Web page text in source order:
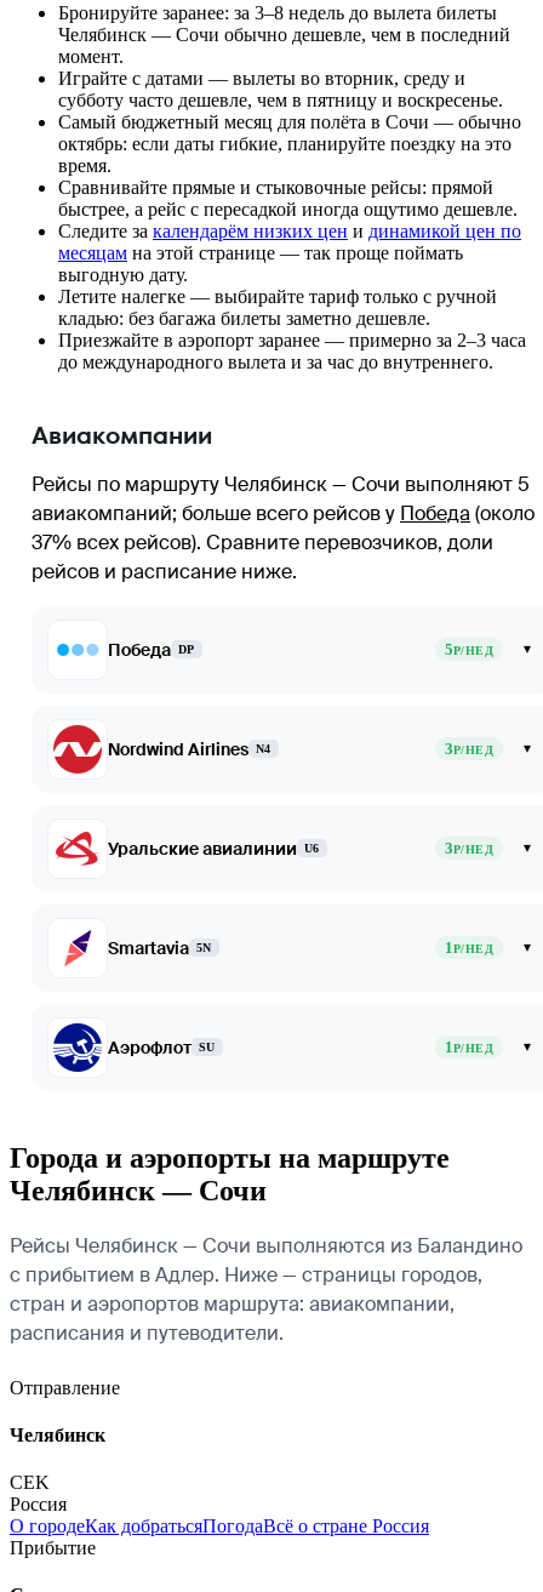
Бронируйте заранее: за 3–8 недель до вылета билеты
Челябинск — Сочи обычно дешевле, чем в последний
момент.
Играйте с датами — вылеты во вторник, среду и
субботу часто дешевле, чем в пятницу и воскресенье.
Самый бюджетный месяц для полёта в Сочи — обычно
октябрь: если даты гибкие, планируйте поездку на это
время.
Сравнивайте прямые и стыковочные рейсы: прямой
быстрее, а рейс с пересадкой иногда ощутимо дешевле.
Следите за календарём низких цен и динамикой цен по
месяцам на этой странице — так проще поймать
выгодную дату.
Летите налегке — выбирайте тариф только с ручной
кладью: без багажа билеты заметно дешевле.
Приезжайте в аэропорт заранее — примерно за 2–3 часа
до международного вылета и за час до внутреннего.
Авиакомпании
Рейсы по маршруту Челябинск — Сочи выполняют 5
авиакомпаний; больше всего рейсов у Победа (около
37% всех рейсов). Сравните перевозчиков, доли
рейсов и расписание ниже.
Победа DP 5Р/НЕД ▾
Nordwind Airlines N4 3Р/НЕД ▾
Уральские авиалинии U6 3Р/НЕД ▾
Smartavia 5N 1Р/НЕД ▾
Аэрофлот SU 1Р/НЕД ▾
Города и аэропорты на маршруте
Челябинск — Сочи
Рейсы Челябинск — Сочи выполняются из Баландино
с прибытием в Адлер. Ниже — страницы городов,
стран и аэропортов маршрута: авиакомпании,
расписания и путеводители.
Отправление
Челябинск
CEK
Россия
О городеКак добратьсяПогодаВсё о стране Россия
Прибытие